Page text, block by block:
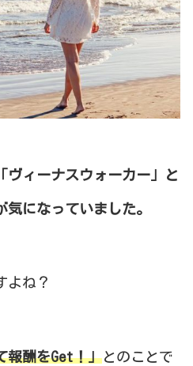
ヴィーナスウォーカー」と
になっていました。
よね？
報酬をGet！」とのことで